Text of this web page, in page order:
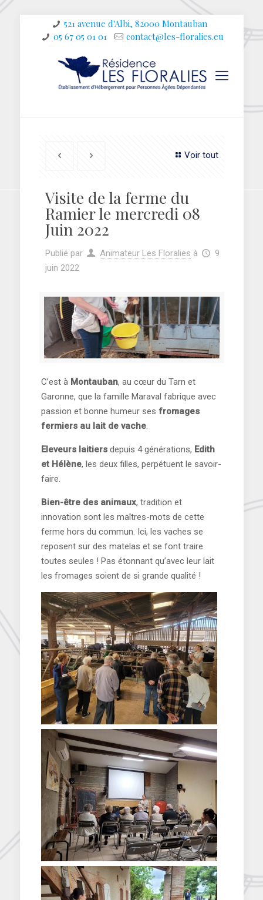
521 avenue d'Albi, 82000 Montauban
05 67 05 01 01
contact@les-floralies.eu
Voir tout
Visite de la ferme du
Ramier le mercredi 08
Juin 2022
Publié par Animateur Les Floralies à
9
juin 2022
C’est à Montauban, au cœur du Tarn et
Garonne, que la famille Maraval fabrique avec
passion et bonne humeur ses fromages
fermiers au lait de vache.
Eleveurs laitiersdepuis 4 générations, Edith
et Hélène, les deux filles, perpétuent le savoir-
faire.
Bien-être des animaux, tradition et
innovation sont les maîtres-mots de cette
ferme hors du commun. Ici, les vaches se
reposent sur des matelas et se font traire
toutes seules ! Pas étonnant qu’avec leur lait
les fromages soient de si grande qualité !